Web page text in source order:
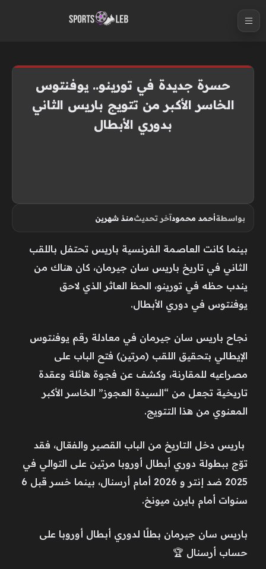
حسرة جديدة في تورينو.. يوفنتوس
الخاسر الأكبر من تتويج باريس الثاني
بدوري الأبطال
بواسطةأحمد محمودآخر تحديثمنذ شهرين
بينما كانت العاصمة الفرنسية باريس تحتفل باللقب
الثاني في تاريخ باريس سان جيرمان، كان هناك من
يندب حظه في تورينو، الحظ العاثر الذي لاحق
يوفنتوس في دوري الأبطال.
نجاح باريس سان جيرمان في معادلة رقم يوفنتوس
الإيطالي بتحقيق اللقب (مرتين) فتح الباب على
مصراعيه للمقارنة، وكشف عن فجوة هائلة وعقدة
تاريخية تجعل من “السيدة العجوز” الخاسر الأكبر
المعنوي من هذا التتويج.
باريس دخل التاريخ من الباب القصير والفعّال، فقد
توّج ببطولة دوري أبطال أوروبا مرتين على التوالي في
2025 ضد إنتر و 2026 أمام أرسنال، بينما خسر قبل 6
سنوات أمام بايرن ميونخ.
باريس سان جيرمان بطلًا لدوري أبطال أوروبا على
حساب أرسنال 🏆